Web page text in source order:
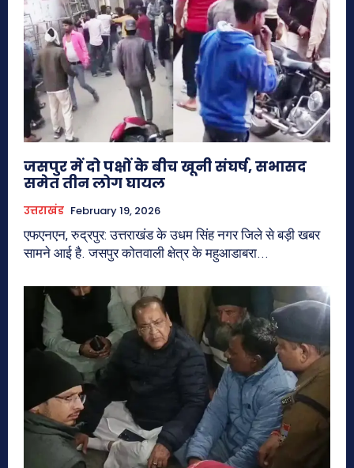
जसपुर में दो पक्षों के बीच खूनी संघर्ष, सभासद
समेत तीन लोग घायल
उत्तराखंड February 19, 2026
एफएनएन, रुद्रपुर: उत्तराखंड के उधम सिंह नगर जिले से बड़ी खबर
सामने आई है. जसपुर कोतवाली क्षेत्र के महुआडाबरा...